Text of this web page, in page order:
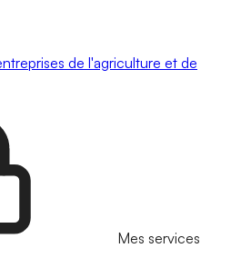
de l'agriculture et de
Mes services